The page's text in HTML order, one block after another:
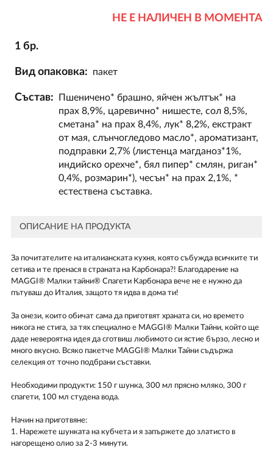
НЕ Е НАЛИЧЕН В МОМЕНТА
1 бр.
Вид опаковка: пакет
Състав:
Пшеничено* брашно, яйчен жълтък* на
прах 8,9%, царевично* нишесте, сол 8,5%,
сметана* на прах 8,4%, лук* 8,2%, екстракт
от мая, слънчогледово масло*, ароматизант,
подправки 2,7% (листенца магданоз*1%,
индийско орехче*, бял пипер* смлян, риган*
0,4%, розмарин*), чесън* на прах 2,1%, *
естествена съставка.
ОПИСАНИЕ НА ПРОДУКТА
За почитателите на италианската кухня, която събужда всичките ти
сетива и те пренася в страната на Карбонара?! Благодарение на
MAGGI® Малки тайни® Спагети Карбонара вече не е нужно да
пътуваш до Италия, защото тя идва в дома ти!
За онези, които обичат сама да приготвят храната си, но времето
никога не стига, за тях специално е MAGGI® Малки Тайни, който ще
даде невероятна идея да сготвиш любимото си ястие бързо, лесно и
много вкусно. Всяко пакетче MAGGI® Малки Тайни съдържа
селекция от точно подбрани съставки.
Необходими продукти: 150 г шунка, 300 мл прясно мляко, 300 г
спагети, 100 мл студена вода.
Начин на приготвяне:
1. Нарежете шунката на кубчета и я запържете до златисто в
нагорещено олио за 2-3 минути.